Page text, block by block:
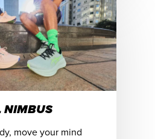
NIMBUS
move your mind